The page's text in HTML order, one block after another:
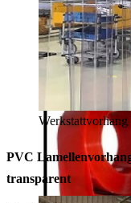
PVC
transparent